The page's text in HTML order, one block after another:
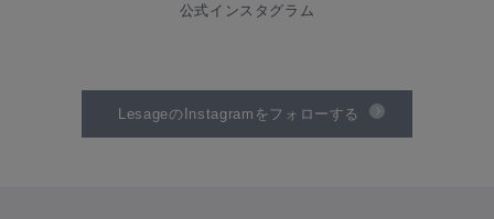
公式インスタグラム
LesageのInstagramをフォローする